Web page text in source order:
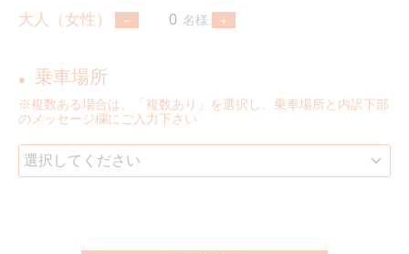
大人（女性） 名様
● 乗車場所
※複数ある場合は、「複数あり」を選択し、乗車場所と内訳下部
のメッセージ欄にご入力下さい